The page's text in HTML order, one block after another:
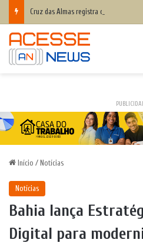
Início / Notícias
Notícias
Bahia lança
Digital para